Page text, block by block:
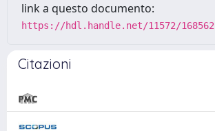
link a questo documento:
https://hdl.handle.net/11572/168562
Citazioni